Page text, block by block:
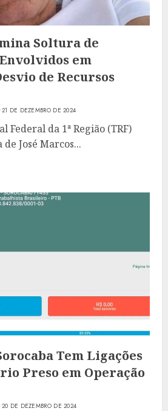
Soltura de
em
de Recursos
21 DE DEZEMBRO DE 2024
Federal da 1ª Região (TRF)
José Marcos...
Tem Ligações
Preso em Operação
20 DE DEZEMBRO DE 2024